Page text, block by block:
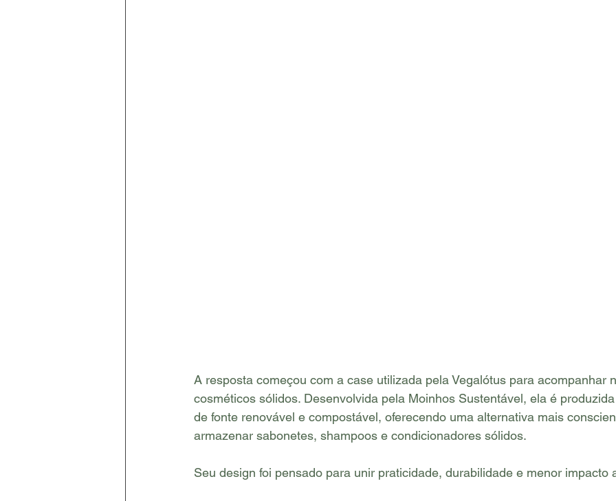
A resposta começou com a case utilizada pela Vegalótus para acompanhar
cosméticos sólidos. Desenvolvida pela Moinhos Sustentável, ela é
de fonte renovável e compostável, oferecendo uma alternativa mais
armazenar sabonetes, shampoos e condicionadores sólidos.
Seu design foi pensado para unir praticidade, durabilidade e menor impacto